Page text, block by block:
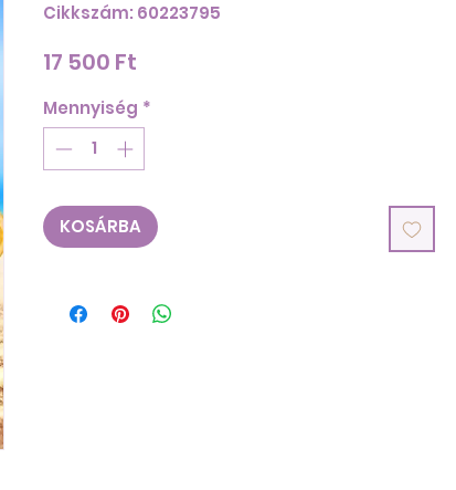
Cikkszám: 60223795
17 500 Ft
Mennyiség *
KOSÁRBA